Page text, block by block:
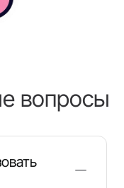
вопросы